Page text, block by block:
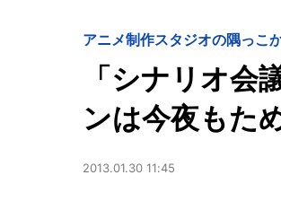
アニメ制作スタジオの隅っこ
「シナリオ
ンは今夜もた
2013.01.30 11:45